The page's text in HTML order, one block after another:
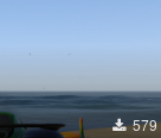
579